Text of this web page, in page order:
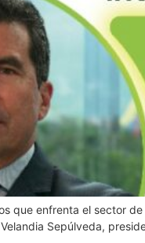
que enfrenta el sector
Sepúlveda,